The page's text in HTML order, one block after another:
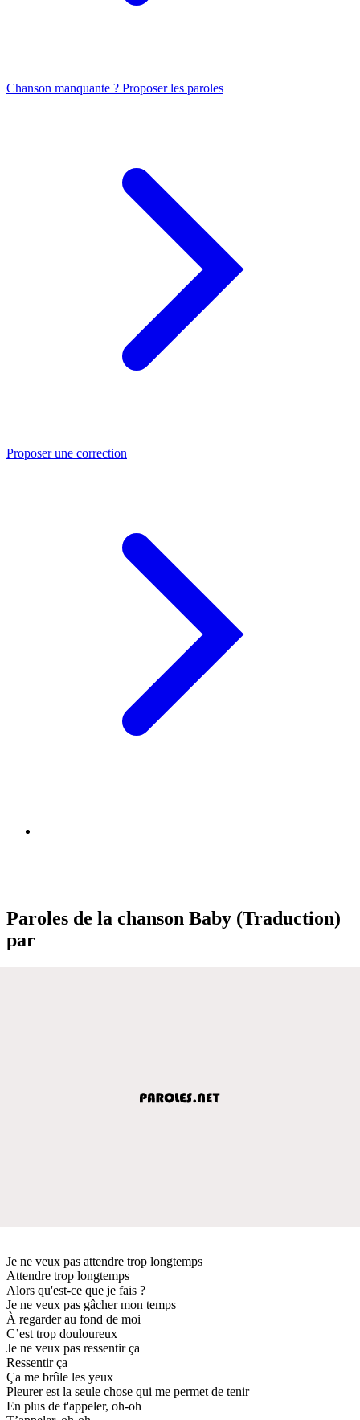
Chanson manquante ? Proposer les paroles
Proposer une correction
Paroles de la chanson Baby (Traduction)
par
Je ne veux pas attendre trop longtemps
Attendre trop longtemps
Alors qu'est-ce que je fais ?
Je ne veux pas gâcher mon temps
À regarder au fond de moi
C’est trop douloureux
Je ne veux pas ressentir ça
Ressentir ça
Ça me brûle les yeux
Pleurer est la seule chose qui me permet de tenir
En plus de t'appeler, oh-oh